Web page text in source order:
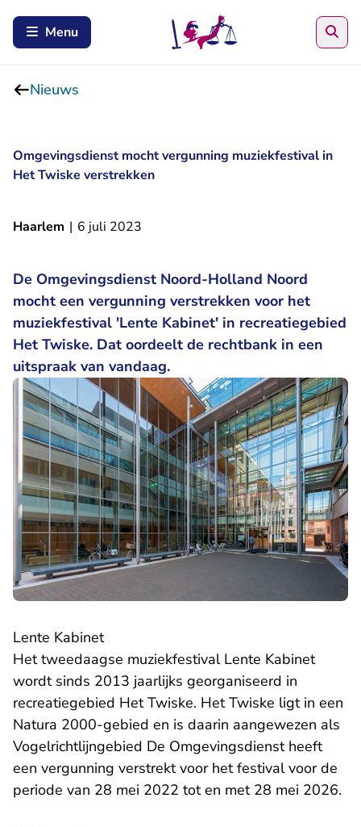
Menu
Nieuws
Omgevingsdienst mocht vergunning muziekfestival in
Het Twiske verstrekken
Haarlem | 6 juli 2023
De Omgevingsdienst Noord-Holland Noord
mocht een vergunning verstrekken voor het
muziekfestival 'Lente Kabinet' in recreatiegebied
Het Twiske. Dat oordeelt de rechtbank in een
uitspraak van vandaag.
Lente Kabinet
Het tweedaagse muziekfestival Lente Kabinet
wordt sinds 2013 jaarlijks georganiseerd in
recreatiegebied Het Twiske. Het Twiske ligt in een
Natura 2000-gebied en is daarin aangewezen als
Vogelrichtlijngebied De Omgevingsdienst heeft
een vergunning verstrekt voor het festival voor de
periode van 28 mei 2022 tot en met 28 mei 2026.